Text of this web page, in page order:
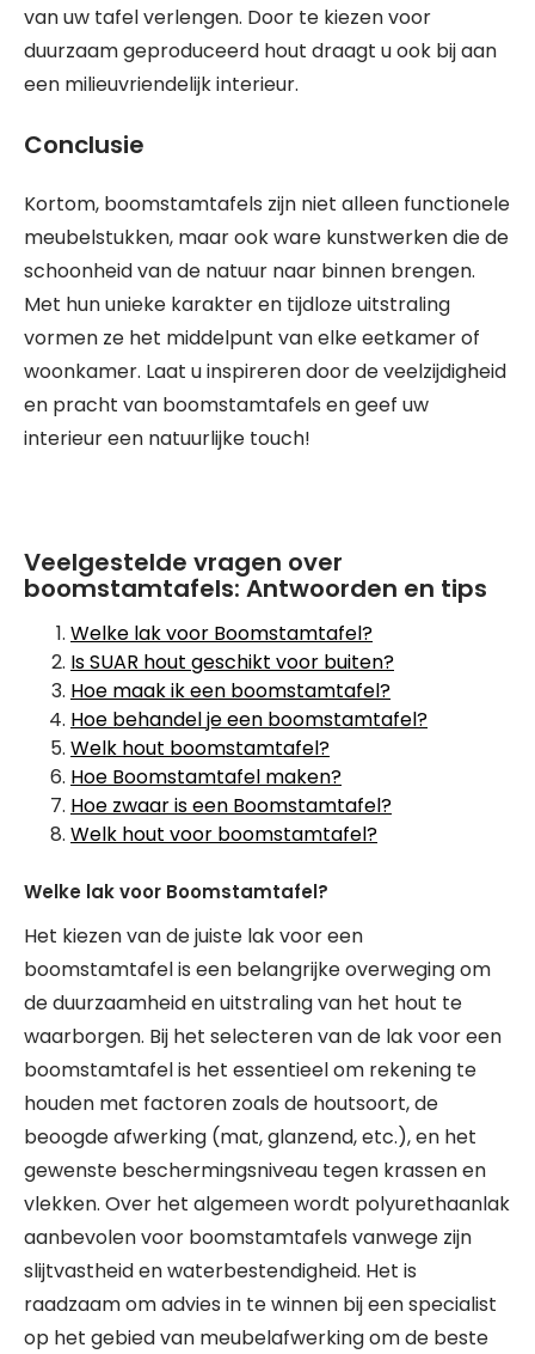
van uw tafel verlengen. Door te kiezen voor
duurzaam geproduceerd hout draagt u ook bij aan
een milieuvriendelijk interieur.
Conclusie
Kortom, boomstamtafels zijn niet alleen functionele
meubelstukken, maar ook ware kunstwerken die de
schoonheid van de natuur naar binnen brengen.
Met hun unieke karakter en tijdloze uitstraling
vormen ze het middelpunt van elke eetkamer of
woonkamer. Laat u inspireren door de veelzijdigheid
en pracht van boomstamtafels en geef uw
interieur een natuurlijke touch!
Veelgestelde vragen over
boomstamtafels: Antwoorden en tips
Welke lak voor Boomstamtafel?
Is SUAR hout geschikt voor buiten?
Hoe maak ik een boomstamtafel?
Hoe behandel je een boomstamtafel?
Welk hout boomstamtafel?
Hoe Boomstamtafel maken?
Hoe zwaar is een Boomstamtafel?
Welk hout voor boomstamtafel?
Welke lak voor Boomstamtafel?
Het kiezen van de juiste lak voor een
boomstamtafel is een belangrijke overweging om
de duurzaamheid en uitstraling van het hout te
waarborgen. Bij het selecteren van de lak voor een
boomstamtafel is het essentieel om rekening te
houden met factoren zoals de houtsoort, de
beoogde afwerking (mat, glanzend, etc.), en het
gewenste beschermingsniveau tegen krassen en
vlekken. Over het algemeen wordt polyurethaanlak
aanbevolen voor boomstamtafels vanwege zijn
slijtvastheid en waterbestendigheid. Het is
raadzaam om advies in te winnen bij een specialist
op het gebied van meubelafwerking om de beste